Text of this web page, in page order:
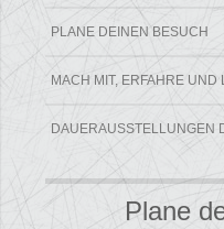
PLANE DEINEN BESUCH
MACH MIT, ERFAHRE UND
DAUERAUSSTELLUNGEN
Plane